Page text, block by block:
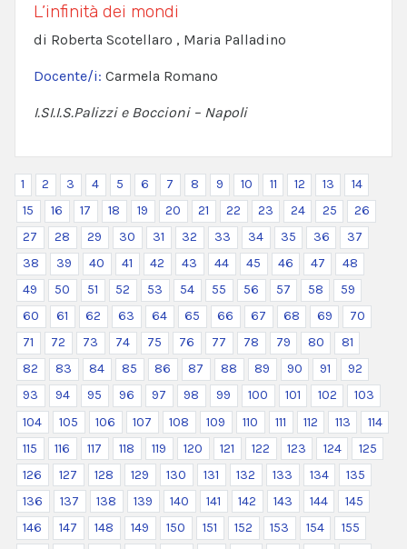
L’infinità dei mondi
di Roberta Scotellaro , Maria Palladino
Docente/i: Carmela Romano
I.SI.I.S.Palizzi e Boccioni – Napoli
1 2 3 4 5 6 7 8 9 10 11 12 13
14
15
16 17 18 19 20 21 22 23 24 25
26
27
28 29 30 31 32 33 34 35 36
37
38
39 40 41 42 43 44 45 46 47
48
49
50 51 52 53 54 55 56 57 58
59
60
61 62 63 64 65 66 67 68 69
70
71
72 73 74 75 76 77 78 79 80
81
82
83 84 85 86 87 88 89 90 91
92
93
94 95 96 97 98 99 100 101 102
103
104
105 106 107 108 109 110 111 112 113
114
115
116 117 118 119 120 121 122 123 124
125
126
127 128 129 130 131 132 133 134
135
136
137 138 139 140 141 142 143 144
145
146
147 148 149 150 151 152 153 154
155